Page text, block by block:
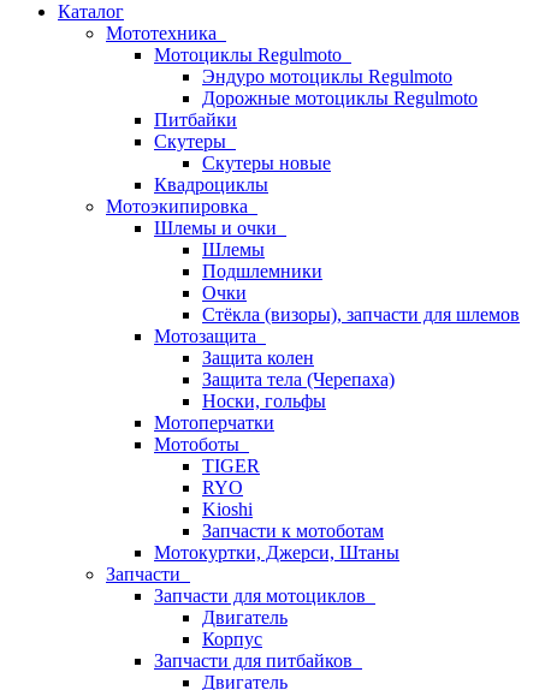
Каталог
Мототехника
Мотоциклы Regulmoto
Эндуро мотоциклы Regulmoto
Дорожные мотоциклы Regulmoto
Питбайки
Скутеры
Скутеры новые
Квадроциклы
Мотоэкипировка
Шлемы и очки
Шлемы
Подшлемники
Очки
Стёкла (визоры), запчасти для шлемов
Мотозащита
Защита колен
Защита тела (Черепаха)
Носки, гольфы
Мотоперчатки
Мотоботы
TIGER
RYO
Kioshi
Запчасти к мотоботам
Мотокуртки, Джерси, Штаны
Запчасти
Запчасти для мотоциклов
Двигатель
Корпус
Запчасти для питбайков
Двигатель